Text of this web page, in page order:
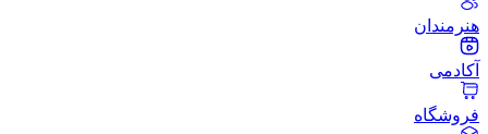
هنرمندان
آکادمی
فروشگاه